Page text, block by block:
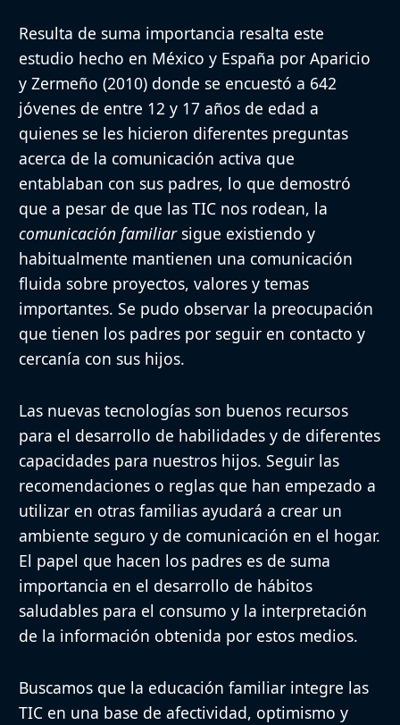
Resulta de suma importancia resalta este
estudio hecho en México y España por Aparicio
y Zermeño (2010) donde se encuestó a 642
jóvenes de entre 12 y 17 años de edad a
quienes se les hicieron diferentes preguntas
acerca de la comunicación activa que
entablaban con sus padres, lo que demostró
que a pesar de que las TIC nos rodean, la
comunicación familiarsigue existiendo y
habitualmente mantienen una comunicación
fluida sobre proyectos, valores y temas
importantes. Se pudo observar la preocupación
que tienen los padres por seguir en contacto y
cercanía con sus hijos.
Las nuevas tecnologías son buenos recursos
para el desarrollo de habilidades y de diferentes
capacidades para nuestros hijos. Seguir las
recomendaciones o reglas que han empezado a
utilizar en otras familias ayudará a crear un
ambiente seguro y de comunicación en el hogar.
El papel que hacen los padres es de suma
importancia en el desarrollo de hábitos
saludables para el consumo y la interpretación
de la información obtenida por estos medios.
Buscamos que la educación familiar integre las
TIC en una base de afectividad, optimismo y